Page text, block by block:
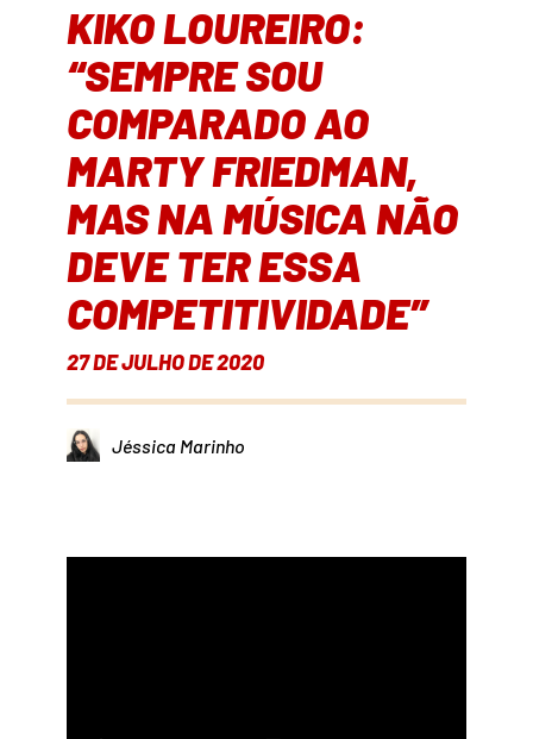
KIKO LOUREIRO:
“SEMPRE SOU
COMPARADO AO
MARTY FRIEDMAN,
MAS NA MÚSICA NÃO
DEVE TER ESSA
COMPETITIVIDADE”
27 DE JULHO DE 2020
Jéssica Marinho